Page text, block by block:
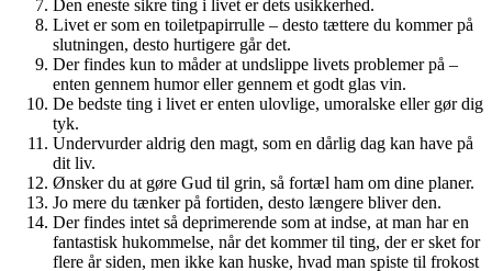
Den eneste sikre ting i livet er dets usikkerhed.
Livet er som en toiletpapirrulle – desto tættere du kommer på
slutningen, desto hurtigere går det.
Der findes kun to måder at undslippe livets problemer på –
enten gennem humor eller gennem et godt glas vin.
De bedste ting i livet er enten ulovlige, umoralske eller gør dig
tyk.
Undervurder aldrig den magt, som en dårlig dag kan have på
dit liv.
Ønsker du at gøre Gud til grin, så fortæl ham om dine planer.
Jo mere du tænker på fortiden, desto længere bliver den.
Der findes intet så deprimerende som at indse, at man har en
fantastisk hukommelse, når det kommer til ting, der er sket for
flere år siden, men ikke kan huske, hvad man spiste til frokost